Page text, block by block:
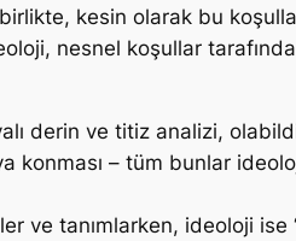
kesin olarak bu
nesnel koşullar
derin ve titiz analizi,
konması – tüm bunlar
ve tanımlarken, ideoloji